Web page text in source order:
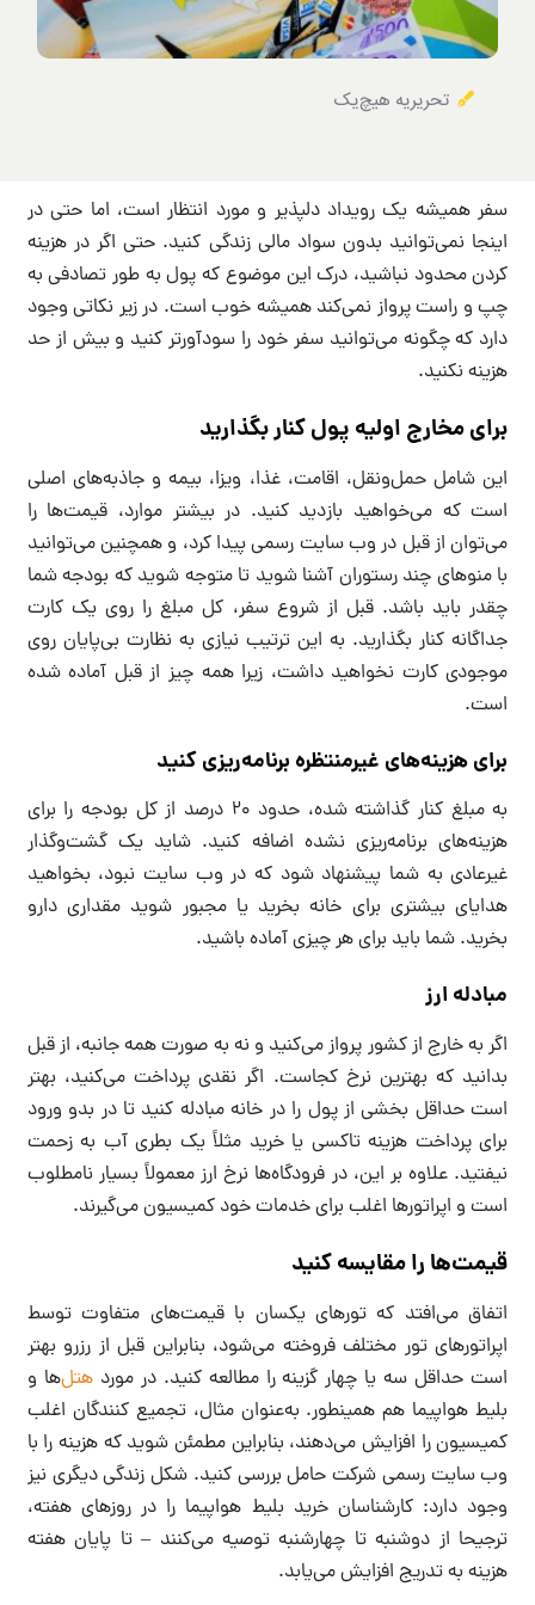
تحریریه هیچ‌یک
سفر همیشه یک رویداد دلپذیر و مورد انتظار است، اما حتی در
اینجا نمی‌توانید بدون سواد مالی زندگی کنید. حتی اگر در هزینه
کردن محدود نباشید، درک این موضوع که پول به طور تصادفی به
چپ و راست پرواز نمی‌کند همیشه خوب است. در زیر نکاتی وجود
دارد که چگونه می‌توانید سفر خود را سودآورتر کنید و بیش از حد
هزینه نکنید.
برای مخارج اولیه پول کنار بگذارید
این شامل حمل‌ونقل، اقامت، غذا، ویزا، بیمه و جاذبه‌های اصلی
است که می‌خواهید بازدید کنید. در بیشتر موارد، قیمت‌ها را
می‌توان از قبل در وب سایت رسمی پیدا کرد، و همچنین می‌توانید
با منوهای چند رستوران آشنا شوید تا متوجه شوید که بودجه شما
چقدر باید باشد. قبل از شروع سفر، کل مبلغ را روی یک کارت
جداگانه کنار بگذارید. به این ترتیب نیازی به نظارت بی‌پایان روی
موجودی کارت نخواهید داشت، زیرا همه چیز از قبل آماده شده
است.
برای هزینه‌های غیرمنتظره برنامه‌ریزی کنید
به مبلغ کنار گذاشته شده، حدود ۲۰ درصد از کل بودجه را برای
هزینه‌های برنامه‌ریزی نشده اضافه کنید. شاید یک گشت‌وگذار
غیرعادی به شما پیشنهاد شود که در وب سایت نبود، بخواهید
هدایای بیشتری برای خانه بخرید یا مجبور شوید مقداری دارو
بخرید. شما باید برای هر چیزی آماده باشید.
مبادله ارز
اگر به خارج از کشور پرواز می‌کنید و نه به صورت همه جانبه، از قبل
بدانید که بهترین نرخ کجاست. اگر نقدی پرداخت می‌کنید، بهتر
است حداقل بخشی از پول را در خانه مبادله کنید تا در بدو ورود
برای پرداخت هزینه تاکسی یا خرید مثلاً یک بطری آب به زحمت
نیفتید. علاوه بر این، در فرودگاه‌ها نرخ ارز معمولاً بسیار نامطلوب
است و اپراتورها اغلب برای خدمات خود کمیسیون می‌گیرند.
قیمت‌ها را مقایسه کنید
اتفاق می‌افتد که تورهای یکسان با قیمت‌های متفاوت توسط
اپراتورهای تور مختلف فروخته می‌شود، بنابراین قبل از رزرو بهتر
است حداقل سه یا چهار گزینه را مطالعه کنید. در موردهتل‌ها و
بلیط هواپیما هم همینطور. به‌عنوان مثال، تجمیع کنندگان اغلب
کمیسیون را افزایش می‌دهند، بنابراین مطمئن شوید که هزینه را با
وب سایت رسمی شرکت حامل بررسی کنید. شکل زندگی دیگری نیز
وجود دارد: کارشناسان خرید بلیط هواپیما را در روزهای هفته،
ترجیحا از دوشنبه تا چهارشنبه توصیه می‌کنند – تا پایان هفته
هزینه به تدریج افزایش می‌یابد.